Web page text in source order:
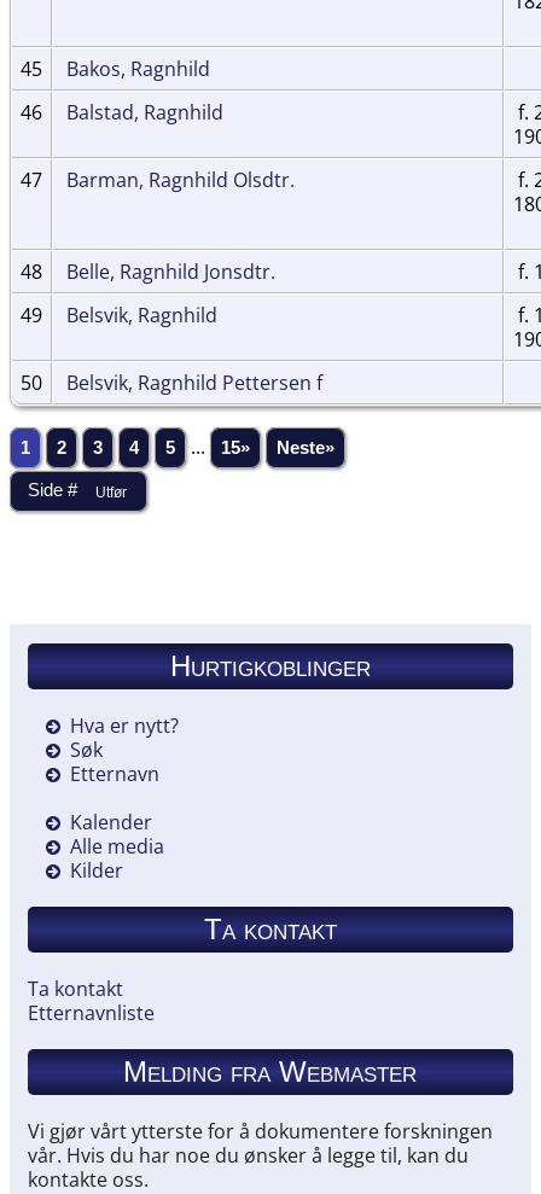
45
Bakos, Ragnhild
46
Balstad, Ragnhild
f.
47
Barman, Ragnhild Olsdtr.
f.
48 Belle, Ragnhild Jonsdtr.
f.
49
Belsvik, Ragnhild
f.
50
Belsvik, Ragnhild Pettersen f
1 2 3 4 5 ... 15» Neste»
Hurtigkoblinger
Hva er nytt?
Søk
Etternavn
Kalender
Alle media
Kilder
Ta kontakt
Ta kontakt
Etternavnliste
Melding fra Webmaster
Vi gjør vårt ytterste for å dokumentere forskningen
vår. Hvis du har noe du ønsker å legge til, kan du
kontakte oss.